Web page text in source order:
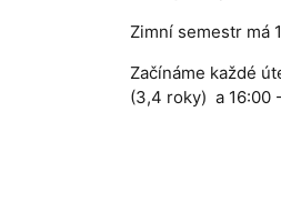
Zimní semestr má
Začínáme každé
(3,4 roky) a 16:00